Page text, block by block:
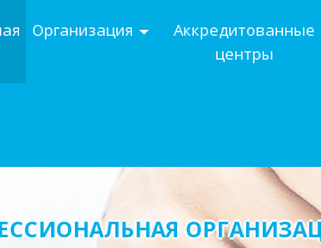
Организация
Аккредитованные
центры